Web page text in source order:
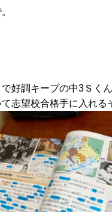
好調キープの中3Ｓくん
志望校合格手に入れる